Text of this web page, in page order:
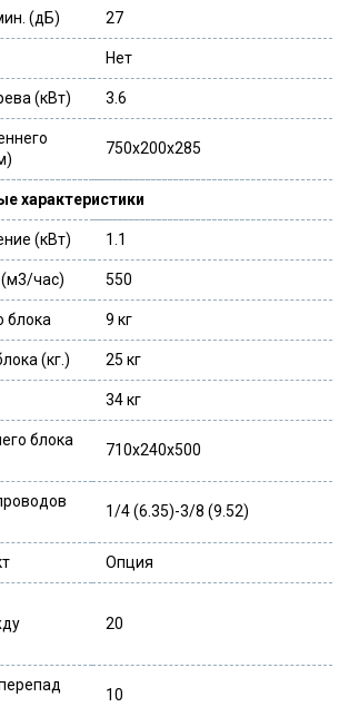
(дБ) 27
Нет
(кВт) 3.6
750x200x285
характеристики
(кВт) 1.1
(м3/час) 550
блока 9 кг
(кг.) 25 кг
34 кг
блока
710x240x500
1/4 (6.35)-3/8 (9.52)
Опция
20
10